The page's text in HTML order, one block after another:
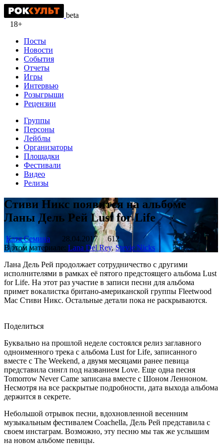
beta
18+
Посты
Новости
События
Отчеты
Игры
Интервью
Розыгрыши
Рецензии
Группы
Персоны
Лейблы
Организаторы
Площадки
Фестивали
Видео
Релизы
Стиви Никс появится на альбоме
Ланы Дель Рей Lust for Life
Катя Семина 28.04.2017
612
В этом материале: Lana Del Rey,Stevie Nicks
Лана Дель Рей продолжает сотрудничество с другими
исполнителями в рамках её пятого предстоящего альбома Lust
for Life. На этот раз участие в записи песни для альбома
примет вокалистка британо-американской группы Fleetwood
Mac Стиви Никс. Остальные детали пока не раскрываются.
Поделиться
Буквально на прошлой неделе состоялся релиз заглавного
одноименного трека с альбома Lust for Life, записанного
вместе с The Weekend, а двумя месяцами ранее певица
представила сингл под названием Love. Еще одна песня
Tomorrow Never Came записана вместе с Шоном Ленноном.
Несмотря на все раскрытые подробности, дата выхода альбома
держится в секрете.
Небольшой отрывок песни, вдохновленной весенним
музыкальным фестивалем Coachella, Дель Рей представила с
своем инстаграм. Возможно, эту песню мы так же услышим
на новом альбоме певицы.